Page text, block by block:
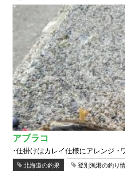
アブラコ
･仕掛けはカレイ仕様にアレンジ ･
北海道の釣果 登別漁港の釣り